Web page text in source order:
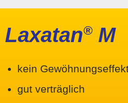
Laxatan®M
kein
gut verträglich